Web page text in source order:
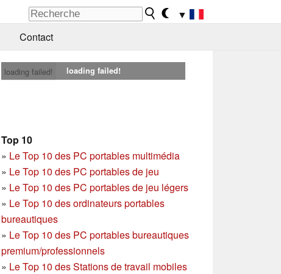
▼
Contact
loading failed! loading failed!
Top 10
» Le Top 10 des PC portables multimédia
» Le Top 10 des PC portables de jeu
» Le Top 10 des PC portables de jeu légers
» Le Top 10 des ordinateurs portables
bureautiques
» Le Top 10 des PC portables bureautiques
premium/professionnels
» Le Top 10 des Stations de travail mobiles